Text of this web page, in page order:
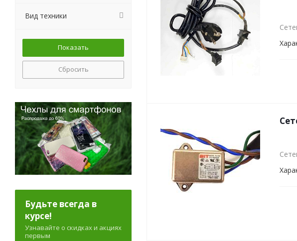
Вид техники
Сбросить
Будьте всегда в
курсе!
Узнавайте о скидках и акциях
первым